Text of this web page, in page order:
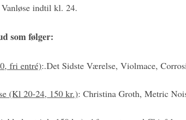
indtil kl. 24.
som følger:
fri entré):.Det Sidste Værelse, Violmace,
(Kl 20-24, 150 kr.): Christina Groth, Metric